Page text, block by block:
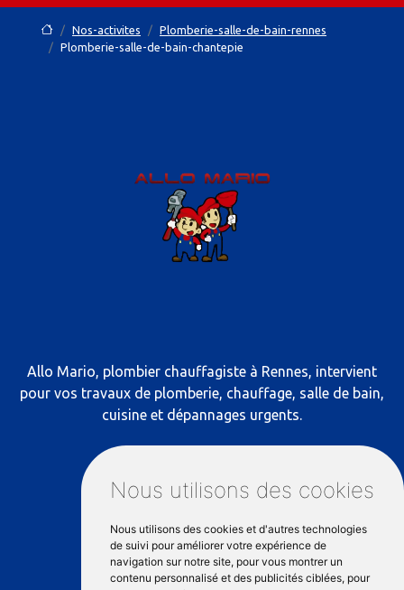
Nous utilisons des cookies
Nous utilisons des cookies et d'autres technologies
de suivi pour améliorer votre expérience de
navigation sur notre site, pour vous montrer un
contenu personnalisé et des publicités ciblées, pour
Nos-activites
Plomberie-salle-de-bain-rennes
Plomberie-salle-de-bain-chantepie
Allo Mario, plombier chauffagiste à Rennes, intervient
pour vos travaux de plomberie, chauffage, salle de bain,
cuisine et dépannages urgents.
NOS COORDONNÉES